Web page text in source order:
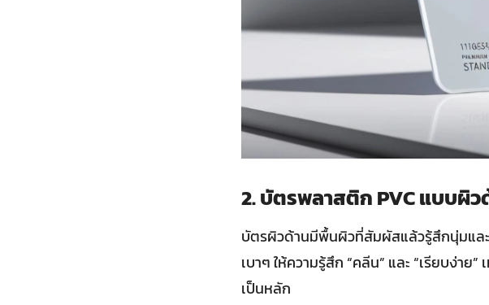
2. บัตรพลาสติก PVC แบบผิว
บัตรผิวด้านมีพื้นผิวที่สัมผัสแล้วรู้สึกนุ่มแล
เบาๆ ให้ความรู้สึก “คลีน” และ “เรียบง่าย
เป็นหลัก